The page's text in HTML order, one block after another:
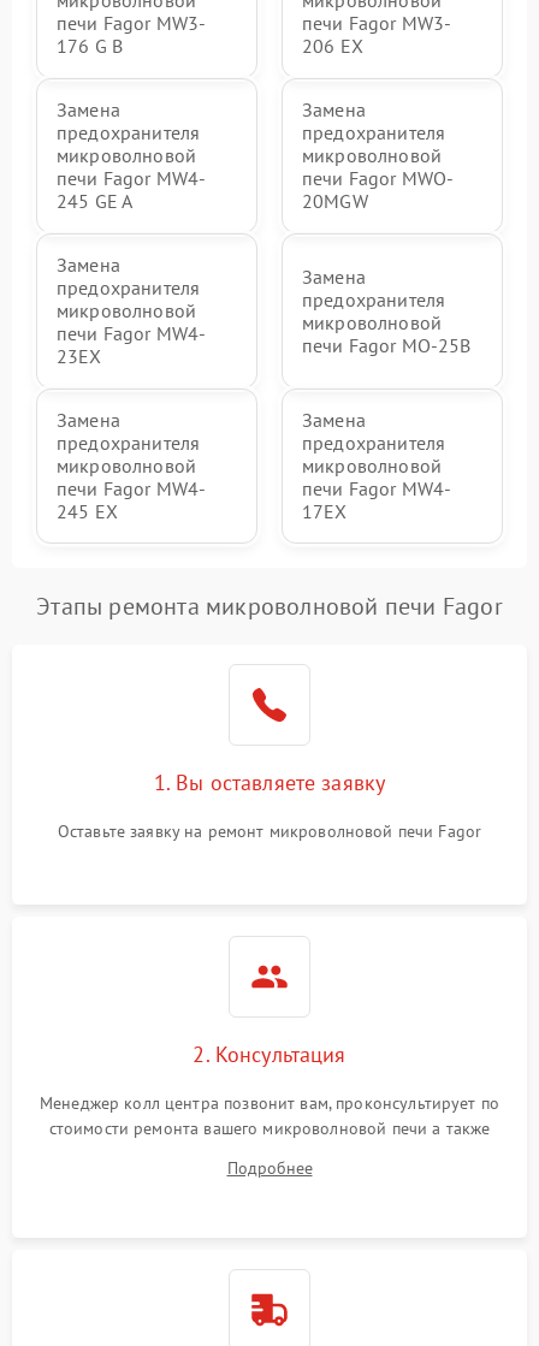
печи Fagor MW3-
176 G B
печи Fagor MW3-
206 EX
Замена
предохранителя
микроволновой
печи Fagor MW4-
245 GE A
Замена
предохранителя
микроволновой
печи Fagor MWO-
20MGW
Замена
предохранителя
микроволновой
печи Fagor MW4-
23EX
Замена
предохранителя
микроволновой
печи Fagor MO-25B
Замена
предохранителя
микроволновой
печи Fagor MW4-
245 EX
Замена
предохранителя
микроволновой
печи Fagor MW4-
17EX
Этапы ремонта микроволновой печи Fagor
1. Вы оставляете заявку
Оставьте заявку на ремонт микроволновой печи Fagor
2. Консультация
Менеджер колл центра позвонит вам, проконсультирует по
стоимости ремонта вашего микроволновой печи а также
Подробнее